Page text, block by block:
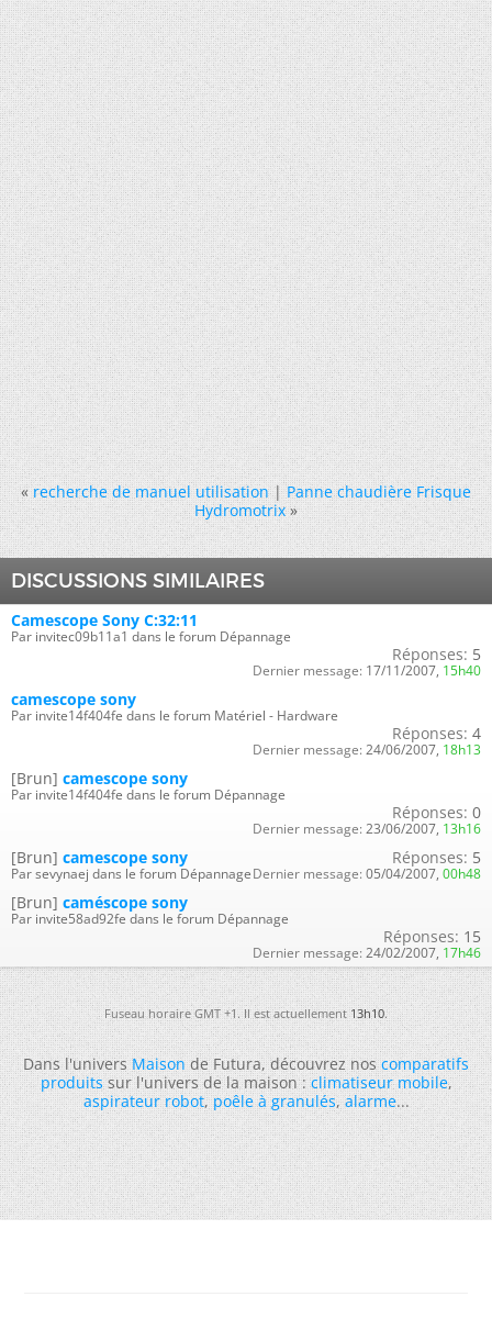
« recherche de manuel utilisation|Panne chaudière Frisque
Hydromotrix »
DISCUSSIONS SIMILAIRES
Camescope Sony C:32:11
Par invitec09b11a1 dans le forum Dépannage
Réponses: 5
Dernier message: 17/11/2007, 15h40
camescope sony
Par invite14f404fe dans le forum Matériel - Hardware
Réponses: 4
Dernier message: 24/06/2007, 18h13
[Brun] camescope sony
Par invite14f404fe dans le forum Dépannage
Réponses: 0
Dernier message: 23/06/2007, 13h16
[Brun] camescope sony
Par sevynaej dans le forum Dépannage
Réponses: 5
Dernier message: 05/04/2007, 00h48
[Brun] caméscope sony
Par invite58ad92fe dans le forum Dépannage
Réponses: 15
Dernier message: 24/02/2007, 17h46
Fuseau horaire GMT +1. Il est actuellement13h10.
Dans l'universMaisonde Futura, découvrez noscomparatifs
produitssur l'univers de la maison :climatiseur mobile,
aspirateur robot,poêle à granulés,alarme...